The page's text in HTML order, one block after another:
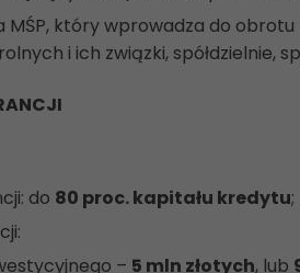
MŚP, który wprowadza do
i ich związki, spółdzielnie,
do 80 proc. kapitału kredytu;
– 5 mln złotych, lub